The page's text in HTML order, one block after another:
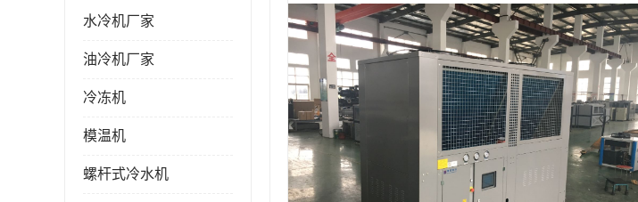
水冷机厂家
油冷机厂家
冷冻机
模温机
螺杆式冷水机